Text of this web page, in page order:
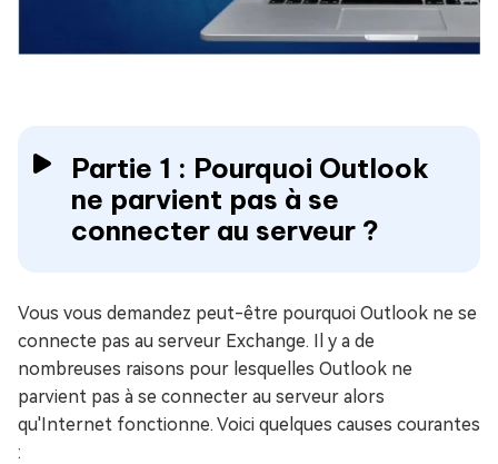
Partie 1 : Pourquoi Outlook
ne parvient pas à se
connecter au serveur ?
Vous vous demandez peut-être pourquoi Outlook ne se
connecte pas au serveur Exchange. Il y a de
nombreuses raisons pour lesquelles Outlook ne
parvient pas à se connecter au serveur alors
qu'Internet fonctionne. Voici quelques causes courantes
: